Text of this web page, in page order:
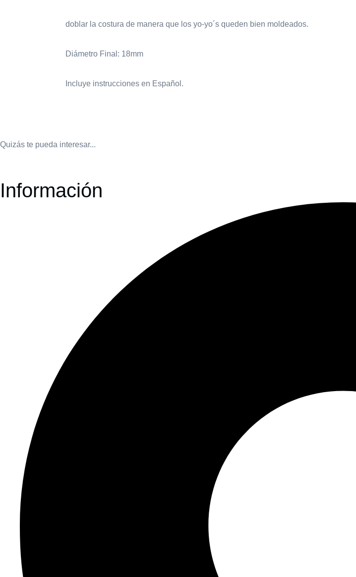
doblar la costura de manera que los yo-yo´s queden bien moldeados.
Diámetro Final: 18mm
Incluye instrucciones en Español.
Quizás te pueda interesar...
Información